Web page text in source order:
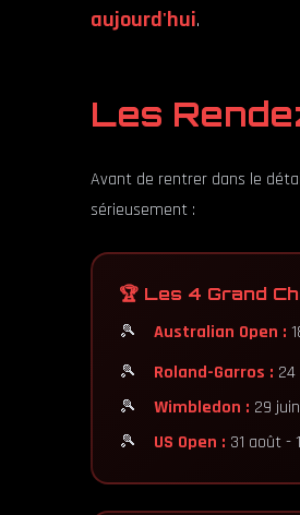
aujourd'hui.
Les
Avant de rentrer dans le
sérieusement :
🏆 Les 4 Grand
Australian Open :
Roland-Garros :
Wimbledon : 29
US Open : 31 août -